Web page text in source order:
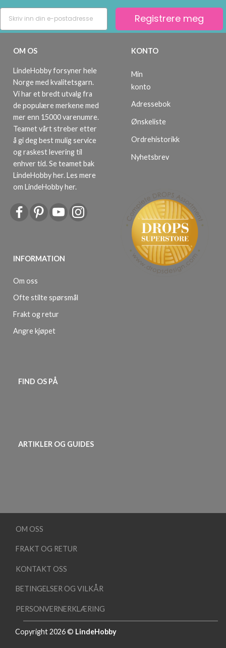
Registrere meg
OM OS
LindeHobby forsyner hele
Norge med kvalitetsgarn.
Vi har et bredt utvalg fra
de populære merkene med
mer enn 15000 varenumre.
Teamet vårt streber etter
å gi deg best mulig service
og raskest levering til
enhver tid. Se teamet bak
LindeHobby her.Les mere
om LindeHobby her.
INFORMATION
Om oss
Ofte stilte spørsmål
Frakt og retur
Angre kjøpet
KONTO
Min
konto
Adressebok
Ønskeliste
Ordrehistorikk
Nyhetsbrev
FIND OS PÅ
ARTIKLER OG GUIDES
OM OSS
FRAKT OG RETUR
KONTAKT OSS
BETINGELSER OG VILKÅR
PERSONVERNERKLÆRING
Copyright 2026 © LindeHobby